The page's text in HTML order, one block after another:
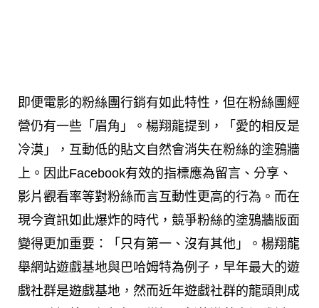
即便電影的粉絲團行銷有如此特性，但在粉絲團經
營仍有一些「眉角」。楊翔龍提到，「愛的相反是
冷漠」，互動低的貼文自然會消失在粉絲的塗鴉牆
上。因此Facebook有效的指標應為留言、分享、
影片觀看率等對粉絲而言互動性更高的行為。而在
現今資訊如此爆炸的時代，競爭粉絲的塗鴉牆版面
變得更加重要：「只有第一、沒有其他」。楊翔龍
舉網站遊戲基地與巴哈姆特為例子，早年最大的遊
戲社群是遊戲基地，然而近年遊戲社群的龍頭則成